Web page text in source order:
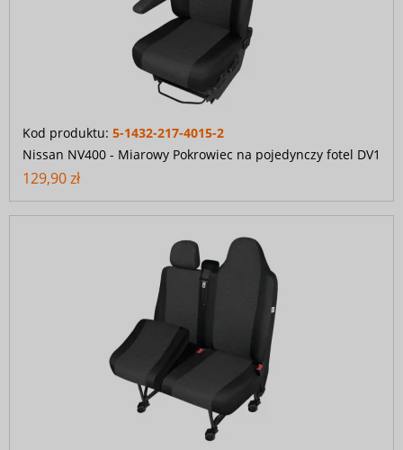
Kod produktu: 5-1432-217-4015-2
Nissan NV400 - Miarowy Pokrowiec na pojedynczy fotel DV1
129,90 zł